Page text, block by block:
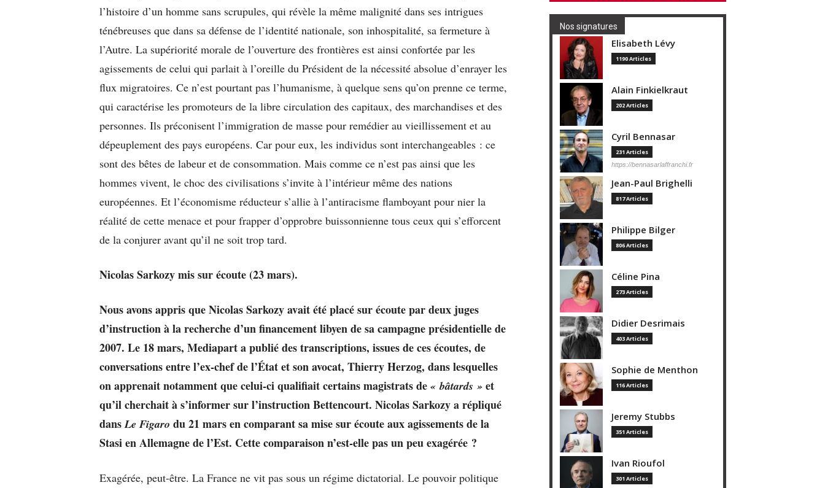
l’histoire d’un homme sans scrupules, qui révèle la même malignité dans ses intrigues
ténébreuses que dans sa défense de l’identité nationale, son inhospitalité, sa fermeture à
l’Autre. La supériorité morale de l’ouverture des frontières est ainsi confortée par les
agissements de celui qui parlait à l’oreille du Président de la nécessité absolue d’enrayer les
flux migratoires. Ce n’est pourtant pas l’humanisme, à quelque sens qu’on prenne ce terme,
qui caractérise les promoteurs de la libre circulation des capitaux, des marchandises et des
personnes. Ils préconisent l’immigration de masse pour remédier au vieillissement et au
dépeuplement des pays européens. Car pour eux, les individus sont interchangeables : ce
sont des bêtes de labeur et de consommation. Mais comme ce n’est pas ainsi que les
hommes vivent, le choc des civilisations s’invite à l’intérieur même des nations
européennes. Et l’économisme réducteur s’allie à l’antiracisme flamboyant pour nier la
réalité de cette menace et pour frapper d’opprobre buissonnienne tous ceux qui s’efforcent
de la conjurer avant qu’il ne soit trop tard.
Nicolas Sarkozy mis sur écoute (23 mars).
Nous avons appris que Nicolas Sarkozy avait été placé sur écoute par deux juges
d’instruction à la recherche d’un financement libyen de sa campagne présidentielle de
2007. Le 18 mars, Mediapart a publié des transcriptions, issues de ces écoutes, de
conversations entre l’ex-chef de l’État et son avocat, Thierry Herzog, dans lesquelles
on apprenait notamment que celui-ci qualifiait certains magistrats de « bâtards » et
qu’il cherchait à s’informer sur l’instruction Bettencourt. Nicolas Sarkozy a répliqué
dansLe Figaro du 21 mars en comparant sa mise sur écoute aux agissements de la
Stasi en Allemagne de l’Est. Cette comparaison n’est-elle pas un peu exagérée ?
Exagérée, peut-être. La France ne vit pas sous un régime dictatorial. Le pouvoir politique
Nos signatures
Elisabeth Lévy
1190 Articles
Alain Finkielkraut
202 Articles
Cyril Bennasar
231 Articles
https://bennasarlaffranchi.fr
Jean-Paul Brighelli
817 Articles
Philippe Bilger
806 Articles
Céline Pina
273 Articles
Didier Desrimais
403 Articles
Sophie de Menthon
116 Articles
Jeremy Stubbs
351 Articles
Ivan Rioufol
301 Articles